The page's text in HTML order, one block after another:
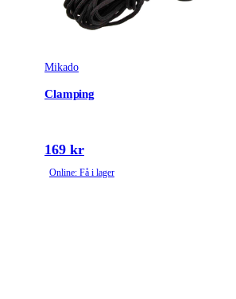
Mikado
Clamping
169 kr
Online: Få i lager